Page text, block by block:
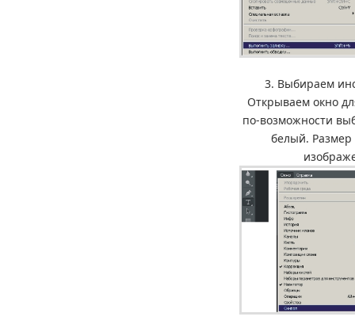
3. Выбираем
Открываем окно
по-возможности
белый.